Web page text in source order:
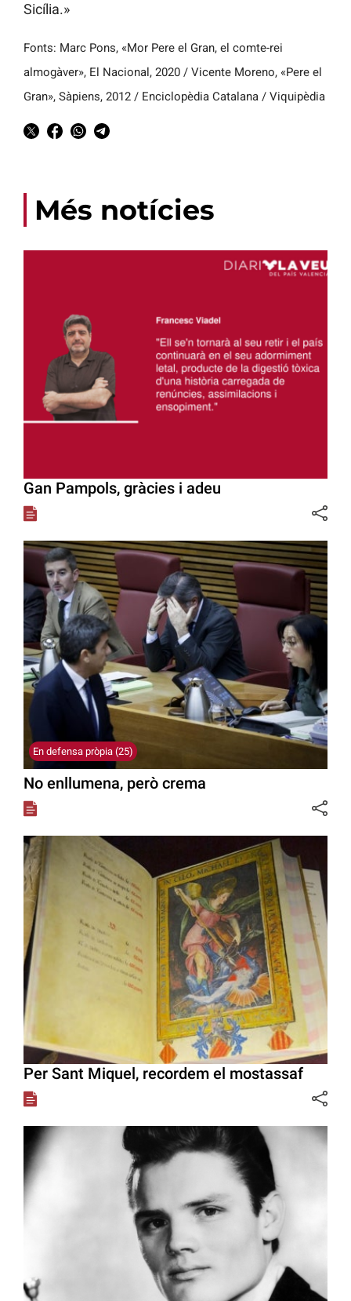
Sicília.»
Fonts: Marc Pons, «Mor Pere el Gran, el comte-rei
almogàver», El Nacional, 2020 / Vicente Moreno, «Pere el
Gran», Sàpiens, 2012 / Enciclopèdia Catalana / Viquipèdia
Més notícies
Gan Pampols, gràcies i adeu
En defensa pròpia (25)
No enllumena, però crema
Per Sant Miquel, recordem el mostassaf